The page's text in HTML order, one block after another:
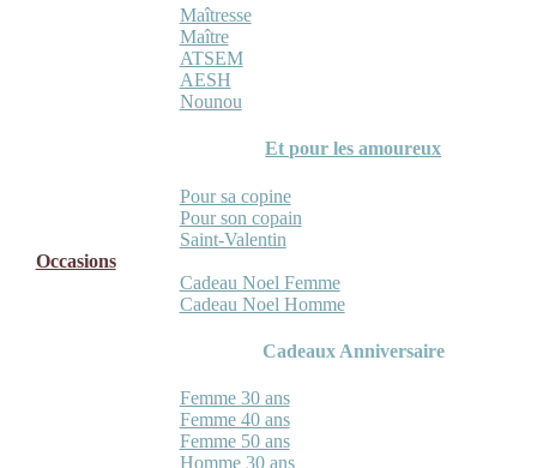
Maîtresse
Maître
ATSEM
AESH
Nounou
Et pour les amoureux
Pour sa copine
Pour son copain
Saint-Valentin
Occasions
Cadeau Noel Femme
Cadeau Noel Homme
Cadeaux Anniversaire
Femme 30 ans
Femme 40 ans
Femme 50 ans
Homme 30 ans